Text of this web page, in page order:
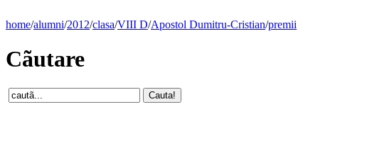
home/alumni/2012/clasa/VIII D/Apostol Dumitru-Cristian/premii
Cãutare